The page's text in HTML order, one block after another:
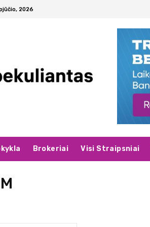
2026
Brokeriai Visi Straipsniai